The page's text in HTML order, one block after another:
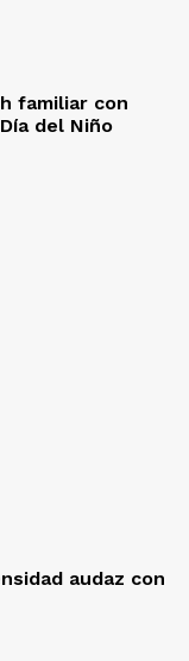
familiar con
del Niño
audaz con